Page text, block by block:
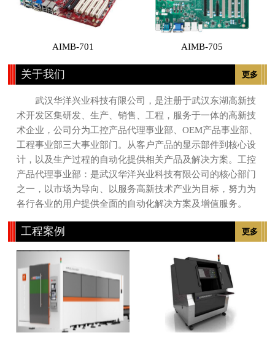
AIMB-701 AIMB-705
更多
关于我们
武汉华洋兴业科技有限公司，是注册于武汉东湖高新技
术开发区集研发、生产、销售、工程，服务于一体的高新技
术企业，公司分为工控产品代理事业部、OEM产品事业部、
工程事业部三大事业部门。从客户产品的显示部件到核心设
计，以及生产过程的自动化提供相关产品及解决方案。工控
产品代理事业部：是武汉华洋兴业科技有限公司的核心部门
之一，以市场为导向、以服务高新技术产业为目标，努力为
各行各业的用户提供全面的自动化解决方案及增值服务。
更多
工程案例